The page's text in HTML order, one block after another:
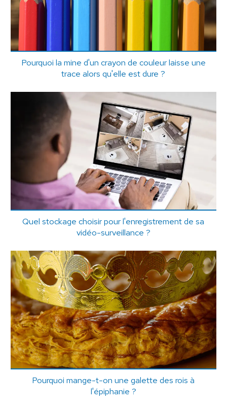
Pourquoi la mine d'un crayon de couleur laisse une
trace alors qu'elle est dure ?
Quel stockage choisir pour l'enregistrement de sa
vidéo-surveillance ?
Pourquoi mange-t-on une galette des rois à
l'épiphanie ?